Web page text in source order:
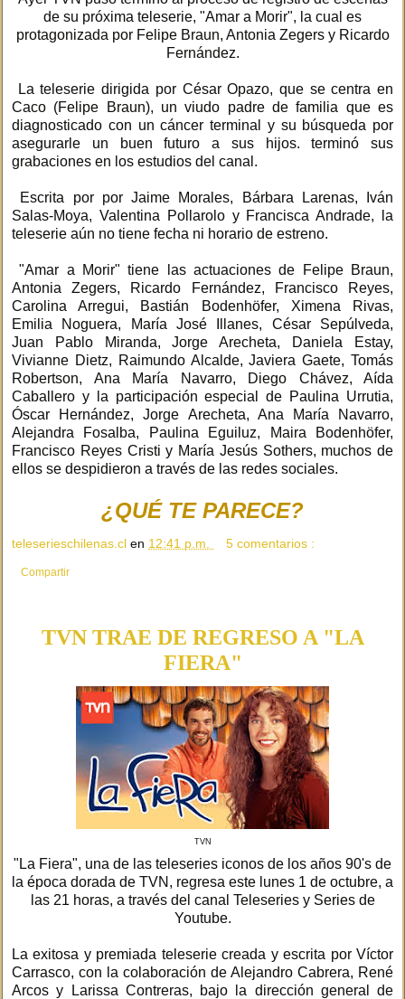
de su próxima teleserie, "Amar a Morir", la cual es
protagonizada por Felipe Braun, Antonia Zegers y Ricardo
Fernández.
La teleserie dirigida por César Opazo, que se centra en
Caco (Felipe Braun), un viudo padre de familia que es
diagnosticado con un cáncer terminal y su búsqueda por
asegurarle un buen futuro a sus hijos. terminó sus
grabaciones en los estudios del canal.
Escrita por por Jaime Morales, Bárbara Larenas, Iván
Salas-Moya, Valentina Pollarolo y Francisca Andrade, la
teleserie aún no tiene fecha ni horario de estreno.
"Amar a Morir" tiene las actuaciones de Felipe Braun,
Antonia Zegers, Ricardo Fernández, Francisco Reyes,
Carolina Arregui, Bastián Bodenhöfer, Ximena Rivas,
Emilia Noguera, María José Illanes, César Sepúlveda,
Juan Pablo Miranda, Jorge Arecheta, Daniela Estay,
Vivianne Dietz, Raimundo Alcalde, Javiera Gaete, Tomás
Robertson, Ana María Navarro, Diego Chávez, Aída
Caballero y la participación especial de Paulina Urrutia,
Óscar Hernández, Jorge Arecheta, Ana María Navarro,
Alejandra Fosalba, Paulina Eguiluz, Maira Bodenhöfer,
Francisco Reyes Cristi y María Jesús Sothers, muchos de
ellos se despidieron a través de las redes sociales.
¿QUÉ TE PARECE?
teleserieschilenas.cl en 12:41 p.m. 5 comentarios :
Compartir
TVN TRAE DE REGRESO A "LA
FIERA"
TVN
"La Fiera", una de las teleseries iconos de los años 90's de
la época dorada de TVN, regresa este lunes 1 de octubre, a
las 21 horas, a través del canal Teleseries y Series de
Youtube.
La exitosa y premiada teleserie creada y escrita por Víctor
Carrasco, con la colaboración de Alejandro Cabrera, René
Arcos y Larissa Contreras, bajo la dirección general de